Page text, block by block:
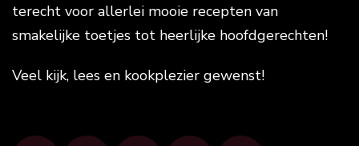
terecht voor allerlei mooie recepten van
smakelijke toetjes tot heerlijke hoofdgerechten!
Veel kijk, lees en kookplezier gewenst!